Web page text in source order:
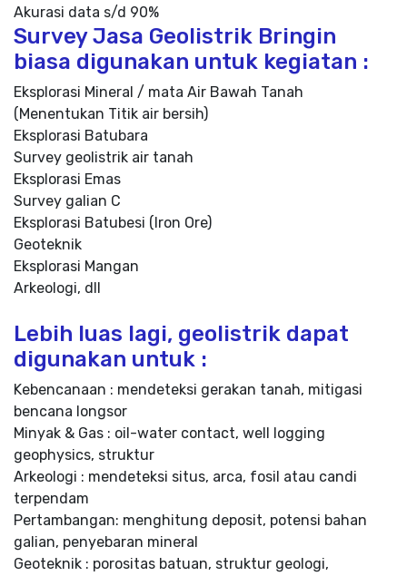
Akurasi data s/d 90%
Survey Jasa Geolistrik Bringin
biasa digunakan untuk kegiatan :
Eksplorasi Mineral / mata Air Bawah Tanah
(Menentukan Titik air bersih)
Eksplorasi Batubara
Survey geolistrik air tanah
Eksplorasi Emas
Survey galian C
Eksplorasi Batubesi (Iron Ore)
Geoteknik
Eksplorasi Mangan
Arkeologi, dll
Lebih luas lagi, geolistrik dapat
digunakan untuk :
Kebencanaan : mendeteksi gerakan tanah, mitigasi
bencana longsor
Minyak & Gas : oil-water contact, well logging
geophysics, struktur
Arkeologi : mendeteksi situs, arca, fosil atau candi
terpendam
Pertambangan: menghitung deposit, potensi bahan
galian, penyebaran mineral
Geoteknik : porositas batuan, struktur geologi,